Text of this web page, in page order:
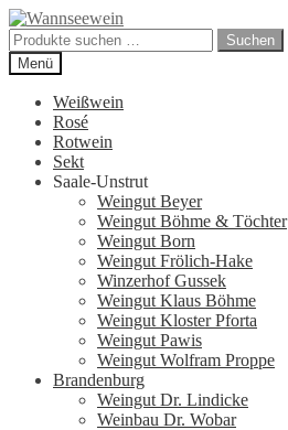
Zur
Navigation
springen
Zum
Inhalt
springen
Suchen
nach:
Suchen
Menü
Weißwein
Rosé
Rotwein
Sekt
Saale-Unstrut
Weingut Beyer
Weingut Böhme & Töchter
Weingut Born
Weingut Frölich-Hake
Winzerhof Gussek
Weingut Klaus Böhme
Weingut Kloster Pforta
Weingut Pawis
Weingut Wolfram Proppe
Brandenburg
Weingut Dr. Lindicke
Weinbau Dr. Wobar